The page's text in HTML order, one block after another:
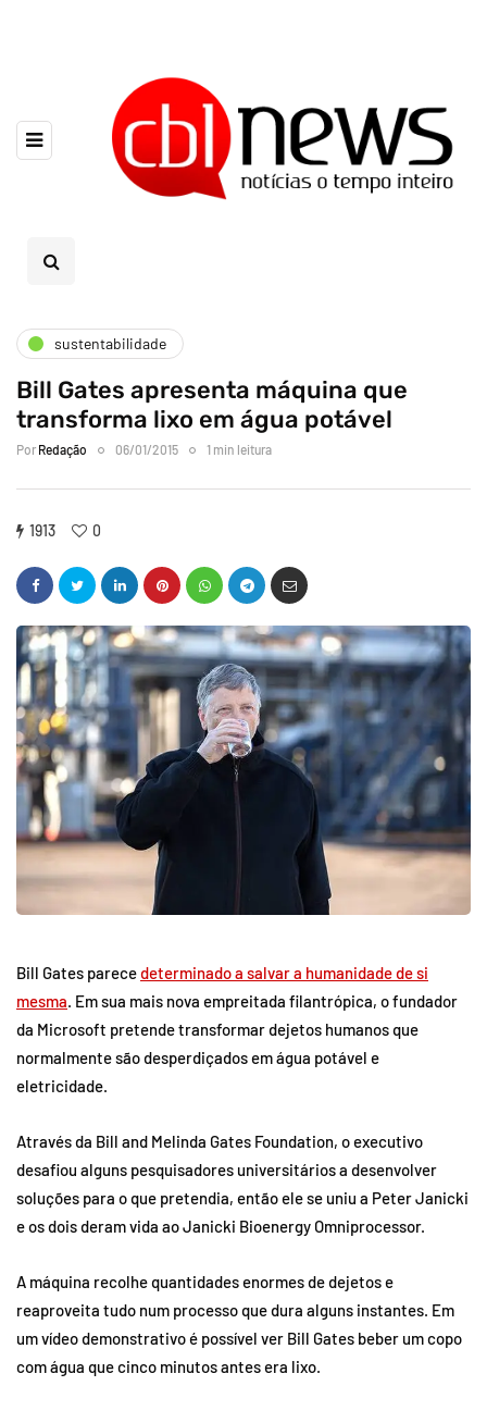
sustentabilidade
Bill Gates apresenta máquina que
transforma lixo em água potável
Por Redação 06/01/2015 1 min leitura
1913 0
Bill Gates parecedeterminado a salvar a humanidade de si
mesma. Em sua mais nova empreitada filantrópica, o fundador
da Microsoft pretende transformar dejetos humanos que
normalmente são desperdiçados em água potável e
eletricidade.
Através da Bill and Melinda Gates Foundation, o executivo
desafiou alguns pesquisadores universitários a desenvolver
soluções para o que pretendia, então ele se uniu a Peter Janicki
e os dois deram vida ao Janicki Bioenergy Omniprocessor.
A máquina recolhe quantidades enormes de dejetos e
reaproveita tudo num processo que dura alguns instantes. Em
um vídeo demonstrativo é possível ver Bill Gates beber um copo
com água que cinco minutos antes era lixo.